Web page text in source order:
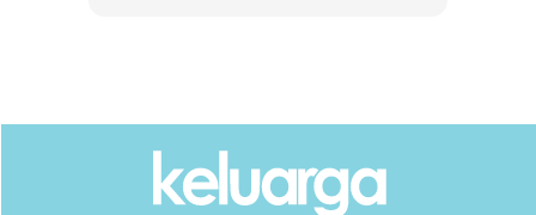
“Wow… Terbaik la👏👏👏,” komen yang lain.